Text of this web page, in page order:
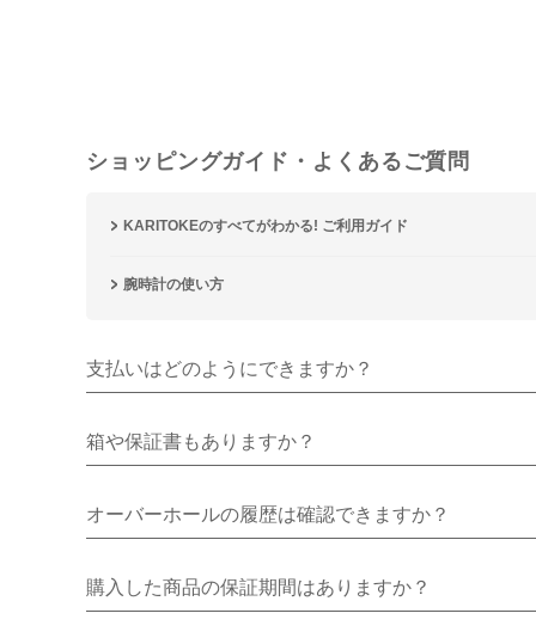
ショッピングガイド・よくあるご質問
KARITOKEのすべてがわかる! ご利用ガイド
腕時計の使い方
支払いはどのようにできますか？
箱や保証書もありますか？
オーバーホールの履歴は確認できますか？
購入した商品の保証期間はありますか？